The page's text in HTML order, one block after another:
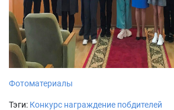
Фотоматериалы
Тэги: Конкурс награждение побдителей